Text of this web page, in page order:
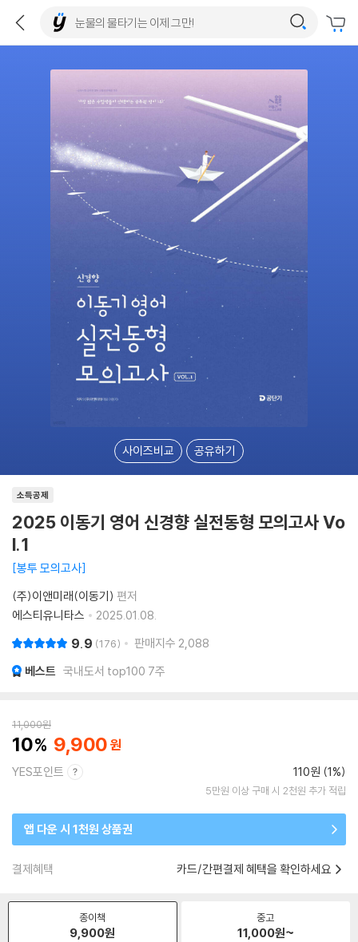
사이즈비교 공유하기
소득공제
2025 이동기 영어 신경향 실전동형 모의고사 Vo
l.1
봉투 모의고사
(주)이앤미래(이동기) 편저
에스티유니타스
2025.01.08.
9.9 176 판매지수 2,088
베스트 국내도서 top100 7주
11,000원
10 9,900
YES포인트 110원 (1%)
5만원 이상 구매 시 2천원 추가 적립
앱 다운 시 1천원 상품권
결제혜택 카드/간편결제 혜택을 확인하세요
종이책
9,900원
중고
11,000원~